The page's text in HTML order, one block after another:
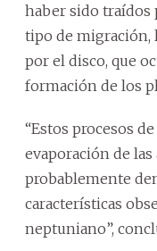
haber sido traídos
tipo de migración,
por el disco, que
formación de los
“Estos procesos
evaporación de
probablemente
características
neptuniano”,